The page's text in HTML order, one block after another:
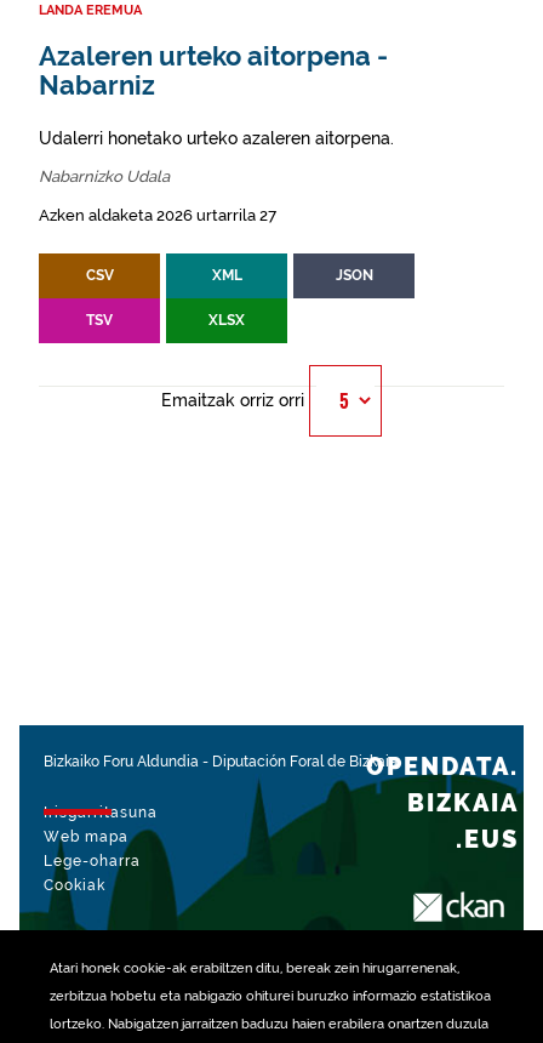
Atari honek cookie-ak erabiltzen ditu, bereak zein hirugarrenenak,
zerbitzua hobetu eta nabigazio ohiturei buruzko informazio estatistikoa
lortzeko. Nabigatzen jarraitzen baduzu haien erabilera onartzen duzula
LANDA EREMUA
Azaleren urteko aitorpena -
Nabarniz
Udalerri honetako urteko azaleren aitorpena.
Nabarnizko Udala
Azken aldaketa 2026 urtarrila 27
CSV XML JSON
TSV XLSX
Emaitzak orriz orri
Bizkaiko Foru Aldundia - Diputación Foral de Bizkaia
Irisgarritasuna
Web mapa
Lege-oharra
Cookiak
OPENDATA.
BIZKAIA
.EUS